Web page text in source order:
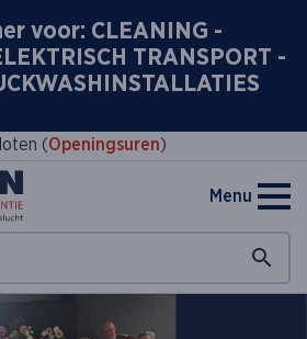
voor: CLEANING -
TRANSPORT -
(Openingsuren)
Menu